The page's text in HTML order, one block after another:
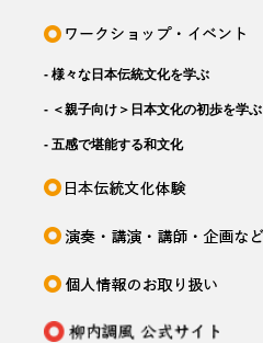
- 様々な日本伝統文化を学ぶ
- ＜親子向け＞日本文化の初歩を学ぶ
- 五感で堪能する和文化